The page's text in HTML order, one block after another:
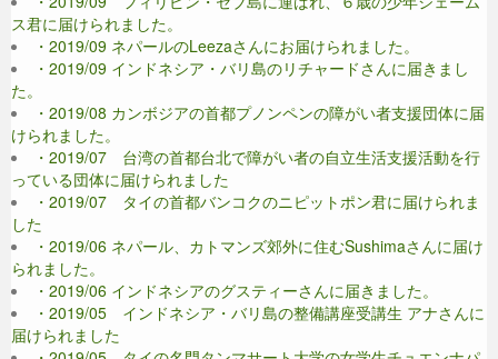
ス君に届けられました。
・2019/09 ネパールのLeezaさんにお届けられました。
・2019/09 インドネシア・バリ島のリチャードさんに届きまし
た。
・2019/08 カンボジアの首都プノンペンの障がい者支援団体に届
けられました。
・2019/07 台湾の首都台北で障がい者の自立生活支援活動を行
っている団体に届けられました
・2019/07 タイの首都バンコクのニピットポン君に届けられま
した
・2019/06 ネパール、カトマンズ郊外に住むSushimaさんに届け
られました。
・2019/06 インドネシアのグスティーさんに届きました。
・2019/05 インドネシア・バリ島の整備講座受講生 アナさんに
届けられました